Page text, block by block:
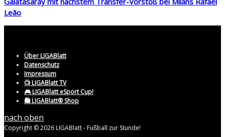
Leão
Über LIGABlatt
Datenschutz
Impressum
📺 LIGABlatt TV
🎮 LIGABlatt eSport Cup!
🛍️ LIGABlatt® Shop
nach oben
Copyright © 2026 LIGABlatt - Fußball zur Stunde!